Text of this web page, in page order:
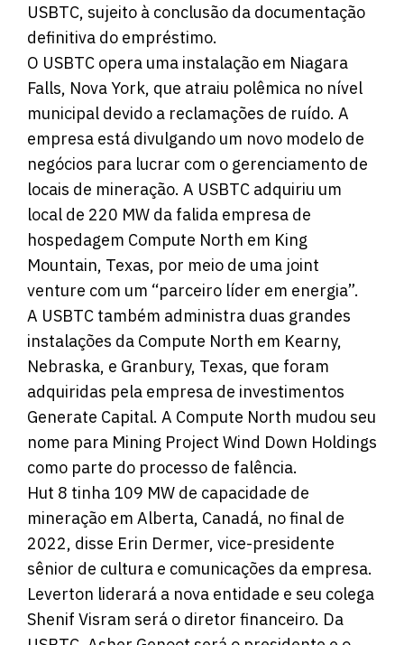
USBTC, sujeito à conclusão da documentação
definitiva do empréstimo.
O USBTC opera uma instalação em Niagara
Falls, Nova York, que atraiu polêmica no nível
municipal devido a reclamações de ruído. A
empresa está divulgando um novo modelo de
negócios para lucrar com o gerenciamento de
locais de mineração. A USBTC adquiriu um
local de 220 MW da falida empresa de
hospedagem Compute North em King
Mountain, Texas, por meio de uma joint
venture com um “parceiro líder em energia”.
A USBTC também administra duas grandes
instalações da Compute North em Kearny,
Nebraska, e Granbury, Texas, que foram
adquiridas pela empresa de investimentos
Generate Capital. A Compute North mudou seu
nome para Mining Project Wind Down Holdings
como parte do processo de falência.
Hut 8 tinha 109 MW de capacidade de
mineração em Alberta, Canadá, no final de
2022, disse Erin Dermer, vice-presidente
sênior de cultura e comunicações da empresa.
Leverton liderará a nova entidade e seu colega
Shenif Visram será o diretor financeiro. Da